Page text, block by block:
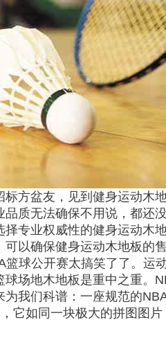
方盆友，见到健身运动木
品质无法确保不用说，都还
专业权威性的健身运动木
以确保健身运动木地板的
球公开赛太搞笑了了。运
场地木地板是重中之重。
我们科谱：一座规范的
它如同一块极大的拼图图